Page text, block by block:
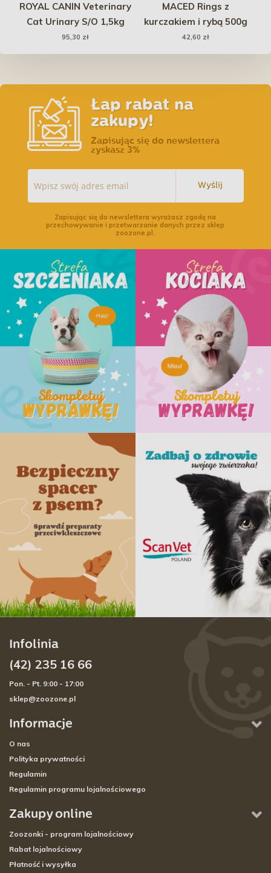
ROYAL CANIN Veterinary
Cat Urinary S/O 1,5kg
95,30 zł
MACED Rings z
kurczakiem i rybą 500g
42,60 zł
Łap rabat na
zakupy!
Zapisując się do newslettera
zyskasz 3%
Wyślij
Zapisując się do newslettera wyrażasz zgodę na
przechowywanie i przetwarzanie danych przez sklep
zoozone.pl.
Informacje
O nas
Polityka prywatności
Regulamin
Regulamin programu lojalnościowego
Zakupy online
Zoozonki - program lojalnościowy
Rabat lojalnościowy
Płatność i wysyłka
Infolinia
(42) 235 16 66
Pon. - Pt. 9:00 - 17:00
sklep@zoozone.pl